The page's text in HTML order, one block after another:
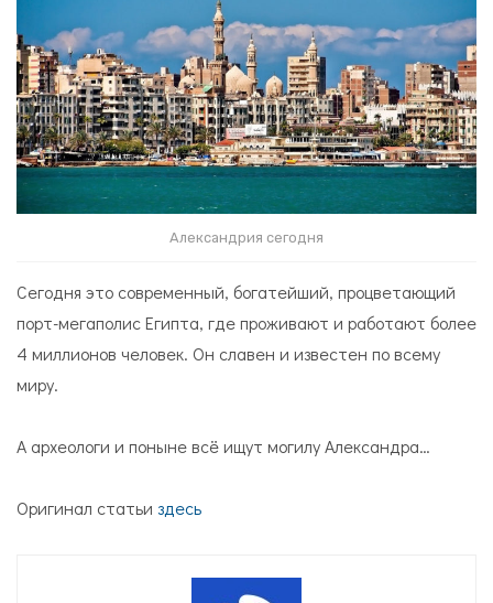
Александрия сегодня
Сегодня это современный, богатейший, процветающий
порт-мегаполис Египта, где проживают и работают более
4 миллионов человек. Он славен и известен по всему
миру.
А археологи и поныне всё ищут могилу Александра…
Оригинал статьи здесь